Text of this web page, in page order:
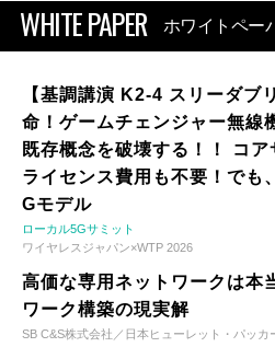
WHITE PAPER ホワイトペー
【基調講演 K2-4 スリーダブ
命！ゲームチェンジャー無線
既存概念を破壊する！！ コ
ライセンス費用も不要！で
Gモデル
ローカル5Gサミット
ワイヤレスジャパン×WTP 2026
高価な専用ネットワークは本
ワーク構築の現実解
SB C&S株式会社／日本ヒューレット・パッカ